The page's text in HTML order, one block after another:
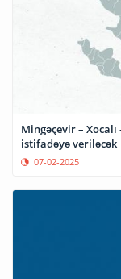
Mingəçevir –
istifadəyə veriləcək
07-02-2025